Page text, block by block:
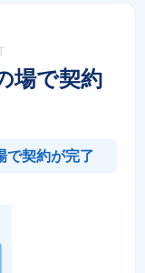
場で契約
で契約が完了